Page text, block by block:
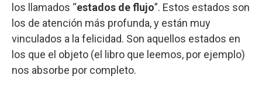
los llamados “estados de flujo”. Estos estados son
los de atención más profunda, y están muy
vinculados a la felicidad. Son aquellos estados en
los que el objeto (el libro que leemos, por ejemplo)
nos absorbe por completo.